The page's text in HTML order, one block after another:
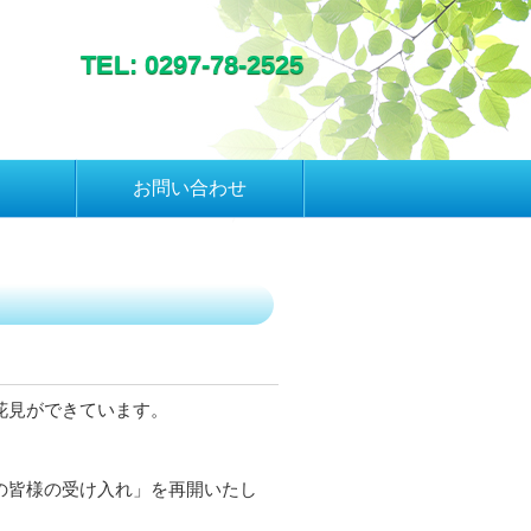
TEL: 0297-78-2525
お問い合わせ
ができています。
様の受け入れ」を再開いたし